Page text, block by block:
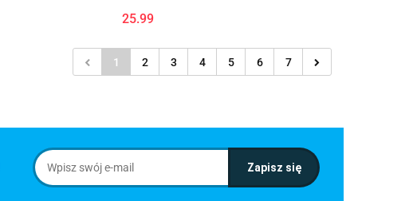
25.99
1 2 3 4 5 6 7